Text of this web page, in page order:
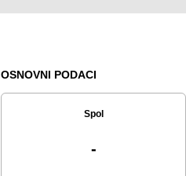
OSNOVNI PODACI
Spol
-